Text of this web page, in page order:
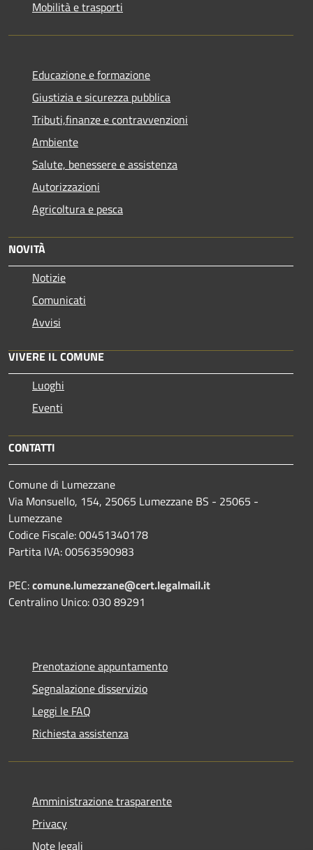
Mobilità e trasporti
Educazione e formazione
Giustizia e sicurezza pubblica
Tributi,finanze e contravvenzioni
Ambiente
Salute, benessere e assistenza
Autorizzazioni
Agricoltura e pesca
NOVITÀ
Notizie
Comunicati
Avvisi
VIVERE IL COMUNE
Luoghi
Eventi
CONTATTI
Comune di Lumezzane
Via Monsuello, 154, 25065 Lumezzane BS - 25065 -
Lumezzane
Codice Fiscale: 00451340178
Partita IVA: 00563590983
PEC:comune.lumezzane@cert.legalmail.it
Centralino Unico: 030 89291
Prenotazione appuntamento
Segnalazione disservizio
Leggi le FAQ
Richiesta assistenza
Amministrazione trasparente
Privacy
Note legali